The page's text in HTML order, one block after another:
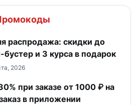
распродажа: скидки до
и 3 курса в подарок
2026
при заказе от 1000 ₽ на
в приложении